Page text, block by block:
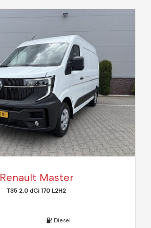
Renault Master
T35 2.0 dCi 170 L2H2
Diesel